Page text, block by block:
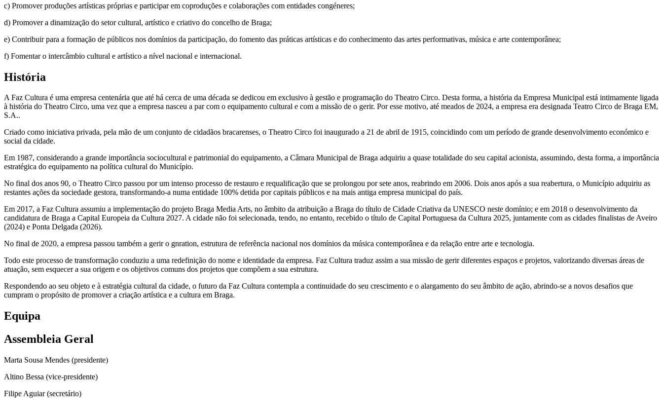
c) Promover produções artísticas próprias e participar em coproduções e colaborações com entidades congéneres;
d) Promover a dinamização do setor cultural, artístico e criativo do concelho de Braga;
e) Contribuir para a formação de públicos nos domínios da participação, do fomento das práticas artísticas e do conhecimento das artes performativas, música e arte contemporânea;
f) Fomentar o intercâmbio cultural e artístico a nível nacional e internacional.
História
A Faz Cultura é uma empresa centenária que até há cerca de uma década se dedicou em exclusivo à gestão e programação do Theatro Circo. Desta forma, a história da Empresa Municipal está intimamente ligada
à história do Theatro Circo, uma vez que a empresa nasceu a par com o equipamento cultural e com a missão de o gerir. Por esse motivo, até meados de 2024, a empresa era designada Teatro Circo de Braga EM,
S.A..
Criado como iniciativa privada, pela mão de um conjunto de cidadãos bracarenses, o Theatro Circo foi inaugurado a 21 de abril de 1915, coincidindo com um período de grande desenvolvimento económico e
social da cidade.
Em 1987, considerando a grande importância sociocultural e patrimonial do equipamento, a Câmara Municipal de Braga adquiriu a quase totalidade do seu capital acionista, assumindo, desta forma, a importância
estratégica do equipamento na política cultural do Município.
No final dos anos 90, o Theatro Circo passou por um intenso processo de restauro e requalificação que se prolongou por sete anos, reabrindo em 2006. Dois anos após a sua reabertura, o Município adquiriu as
restantes ações da sociedade gestora, transformando-a numa entidade 100% detida por capitais públicos e na mais antiga empresa municipal do país.
Em 2017, a Faz Cultura assumiu a implementação do projeto Braga Media Arts, no âmbito da atribuição a Braga do título de Cidade Criativa da UNESCO neste domínio; e em 2018 o desenvolvimento da
candidatura de Braga a Capital Europeia da Cultura 2027. A cidade não foi selecionada, tendo, no entanto, recebido o título de Capital Portuguesa da Cultura 2025, juntamente com as cidades finalistas de Aveiro
(2024) e Ponta Delgada (2026).
No final de 2020, a empresa passou também a gerir o gnration, estrutura de referência nacional nos domínios da música contemporânea e da relação entre arte e tecnologia.
Todo este processo de transformação conduziu a uma redefinição do nome e identidade da empresa. Faz Cultura traduz assim a sua missão de gerir diferentes espaços e projetos, valorizando diversas áreas de
atuação, sem esquecer a sua origem e os objetivos comuns dos projetos que compõem a sua estrutura.
Respondendo ao seu objeto e à estratégia cultural da cidade, o futuro da Faz Cultura contempla a continuidade do seu crescimento e o alargamento do seu âmbito de ação, abrindo-se a novos desafios que
cumpram o propósito de promover a criação artística e a cultura em Braga.
Equipa
Assembleia Geral
Marta Sousa Mendes (presidente)
Altino Bessa (vice-presidente)
Filipe Aguiar (secretário)